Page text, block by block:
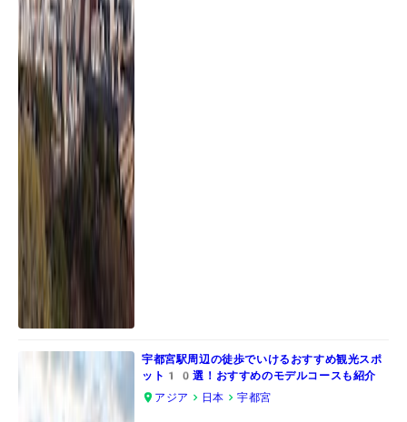
宇都宮駅周辺の徒歩でいけるおすすめ観光スポ
ット10選！おすすめのモデルコースも紹介
アジア
日本 宇都宮